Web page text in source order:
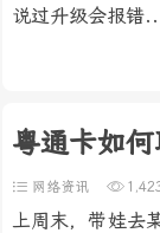
说过升级会报错
粤通卡如
网络资讯
上周末，带娃去